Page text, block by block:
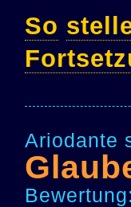
So
Ariodante
Bewertung: